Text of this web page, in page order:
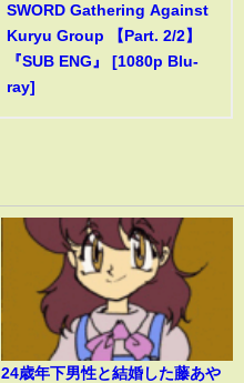
SWORD Gathering Against
Kuryu Group 【Part. 2/2】
『SUB ENG』 [1080p Blu-
ray]
24歳年下男性と結婚した藤あや